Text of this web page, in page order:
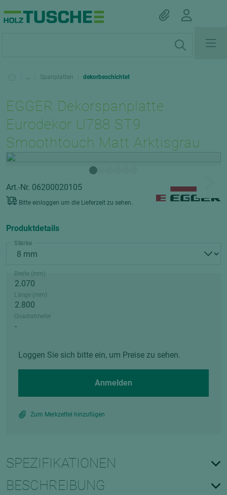
... Spanplatten dekorbeschichtet
EGGER Dekorspanplatte
Eurodekor U788 ST9
Smoothtouch Matt Arktisgrau
Art.-Nr. 06200020105
Bitte einloggen um die Lieferzeit zu sehen.
Produktdetails
Stärke
Breite (mm)
Länge (mm)
Quadratmeter
Loggen Sie sich bitte ein, um Preise zu sehen.
Anmelden
Zum Merkzettel hinzufügen
SPEZIFIKATIONEN
BESCHREIBUNG